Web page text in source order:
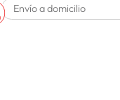
Envío a domicilio